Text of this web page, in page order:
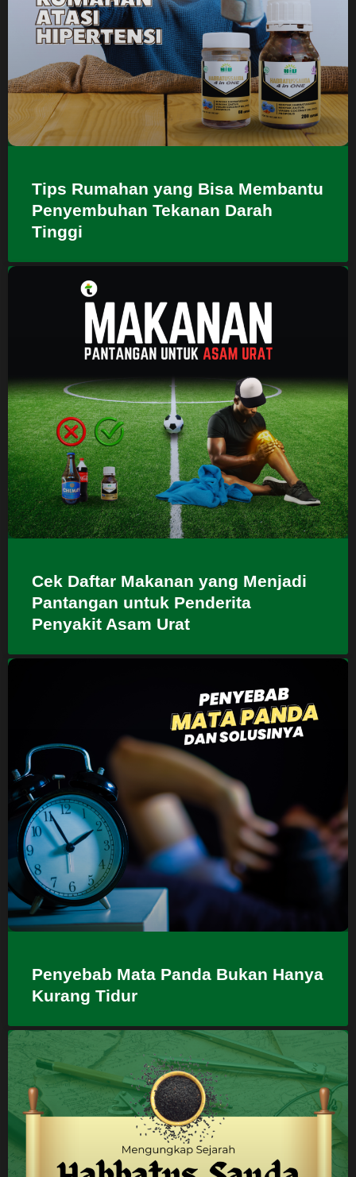
Tips Rumahan yang Bisa Membantu
Penyembuhan Tekanan Darah
Tinggi
Cek Daftar Makanan yang Menjadi
Pantangan untuk Penderita
Penyakit Asam Urat
Penyebab Mata Panda Bukan Hanya
Kurang Tidur